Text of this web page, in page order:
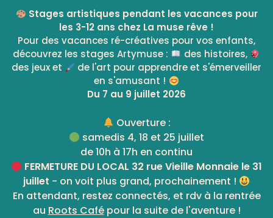
content
Stages artistiques pendant les vacances pour
les 3-12 ans chez La muse rêve !
Pour des vacances ré-créatives pour vos enfants,
découvrez les stages Artymuse :
des histoires,
des jeux et
de l'art pour apprendre et s'émerveiller
en s'amusant !
Du 7 au 9 juillet 2026
Ouverture :
samedis 4, 18 et 25 juillet
de 10h à 17h en continu
FERMETURE DU LOCAL 32 rue Vieille Monnaie le 31
juillet - on voit plus grand, prochainement !
En attendant, restez connectés, et rdv à la rentrée
au Roots Cafépour la suite de l'aventure !